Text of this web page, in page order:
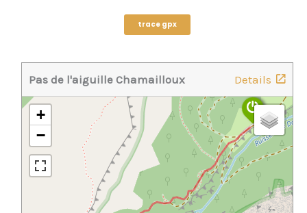
trace gpx
Details
Pas de l'aiguille Chamailloux
+
−